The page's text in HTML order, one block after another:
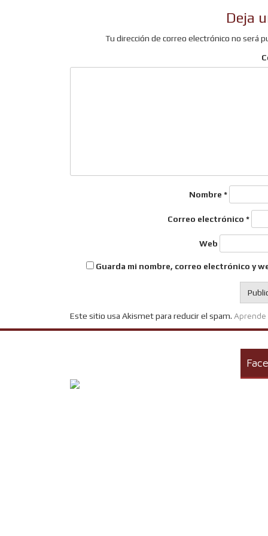
entradas
Deja
Tu dirección de correo electrónico no será
Nombre *
Correo electrónico *
Web
Guarda mi nombre, correo electrónico y
Este sitio usa Akismet para reducir el spam.